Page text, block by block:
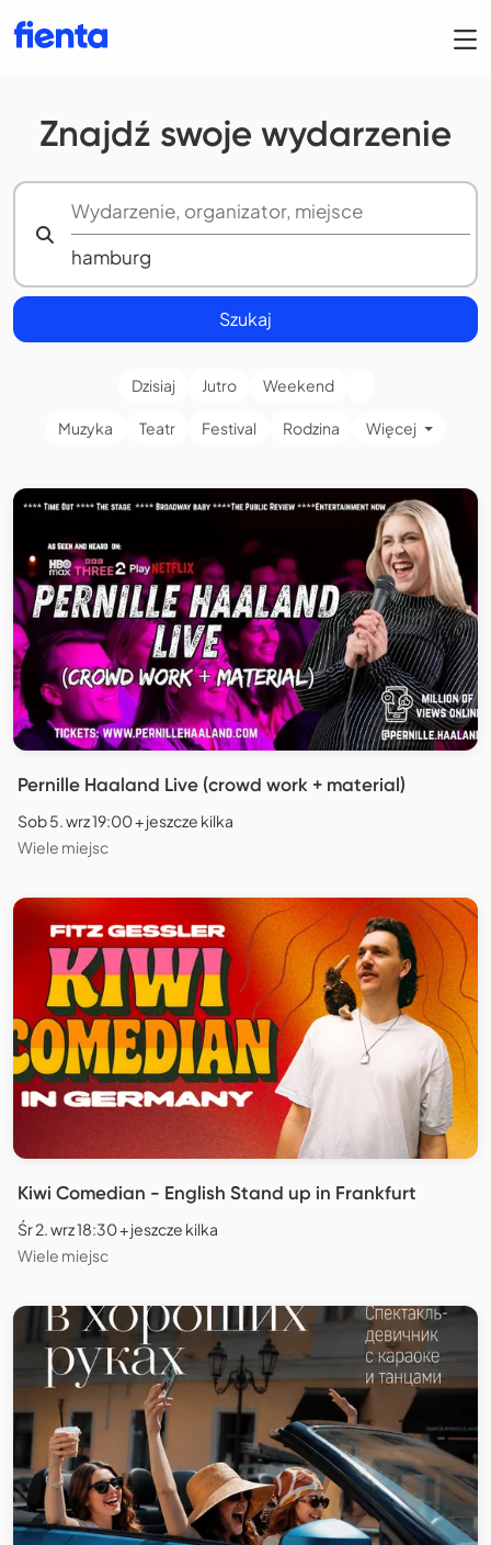
Znajdź swoje wydarzenie
Szukaj
Dzisiaj Jutro Weekend
Muzyka Teatr Festival Rodzina Więcej
Pernille Haaland Live (crowd work + material)
Sob 5. wrz 19:00 + jeszcze kilka
Wiele miejsc
Kiwi Comedian - English Stand up in Frankfurt
Śr 2. wrz 18:30 + jeszcze kilka
Wiele miejsc